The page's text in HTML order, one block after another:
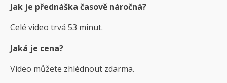
Jak je přednáška časově náročná?
Celé video trvá 53 minut.
Jaká je cena?
Video můžete zhlédnout zdarma.